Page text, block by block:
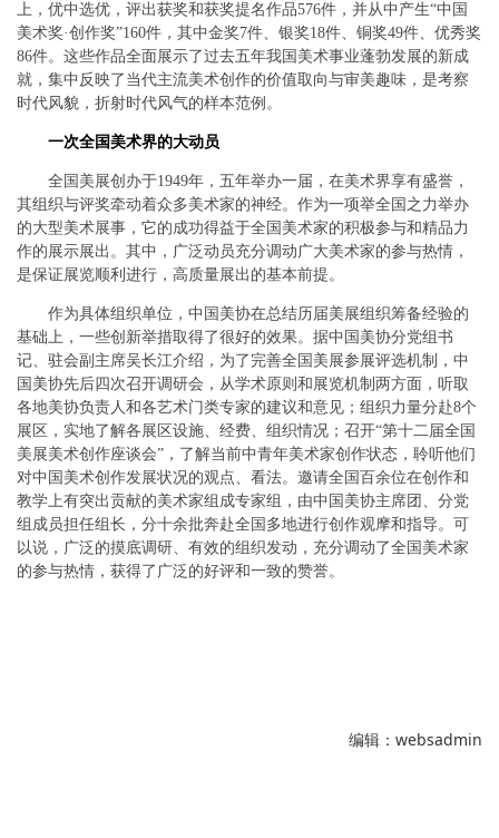
上，优中选优，评出获奖和获奖提名作品576件，并从中产生“中国
美术奖·创作奖”160件，其中金奖7件、银奖18件、铜奖49件、优秀奖
86件。这些作品全面展示了过去五年我国美术事业蓬勃发展的新成
就，集中反映了当代主流美术创作的价值取向与审美趣味，是考察
时代风貌，折射时代风气的样本范例。
一次全国美术界的大动员
全国美展创办于1949年，五年举办一届，在美术界享有盛誉，
其组织与评奖牵动着众多美术家的神经。作为一项举全国之力举办
的大型美术展事，它的成功得益于全国美术家的积极参与和精品力
作的展示展出。其中，广泛动员充分调动广大美术家的参与热情，
是保证展览顺利进行，高质量展出的基本前提。
作为具体组织单位，中国美协在总结历届美展组织筹备经验的
基础上，一些创新举措取得了很好的效果。据中国美协分党组书
记、驻会副主席吴长江介绍，为了完善全国美展参展评选机制，中
国美协先后四次召开调研会，从学术原则和展览机制两方面，听取
各地美协负责人和各艺术门类专家的建议和意见；组织力量分赴8个
展区，实地了解各展区设施、经费、组织情况；召开“第十二届全国
美展美术创作座谈会”，了解当前中青年美术家创作状态，聆听他们
对中国美术创作发展状况的观点、看法。邀请全国百余位在创作和
教学上有突出贡献的美术家组成专家组，由中国美协主席团、分党
组成员担任组长，分十余批奔赴全国多地进行创作观摩和指导。可
以说，广泛的摸底调研、有效的组织发动，充分调动了全国美术家
的参与热情，获得了广泛的好评和一致的赞誉。
编辑：websadmin